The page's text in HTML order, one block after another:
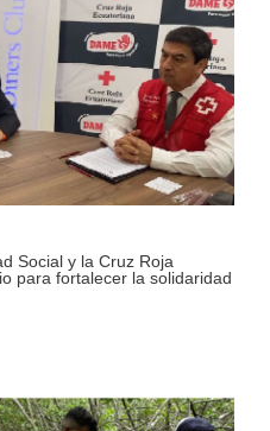
Social y la Cruz Roja
para fortalecer la solidaridad